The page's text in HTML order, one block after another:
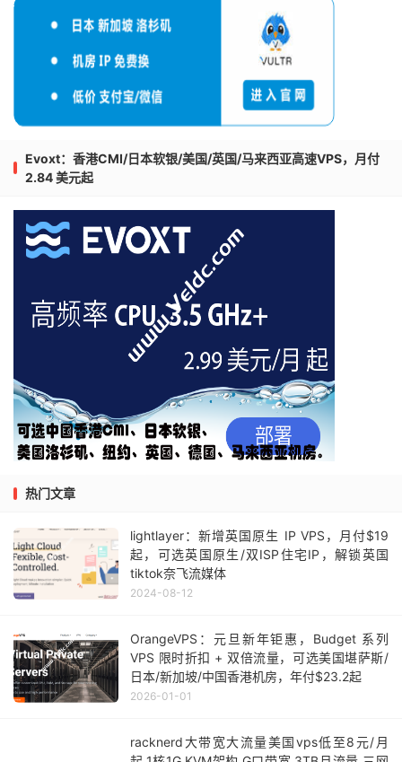
Evoxt：香港CMI/日本软银/美国/英国/马来西亚高速VPS，月付
2.84 美元起
热门文章
lightlayer：新增英国原生 IP VPS，月付$19
起，可选英国原生/双ISP住宅IP，解锁英国
tiktok奈飞流媒体
2024-08-12
OrangeVPS：元旦新年钜惠，Budget 系列
VPS 限时折扣 + 双倍流量，可选美国堪萨斯/
日本/新加坡/中国香港机房，年付$23.2起
2026-01-01
racknerd大带宽大流量美国vps低至8元/月